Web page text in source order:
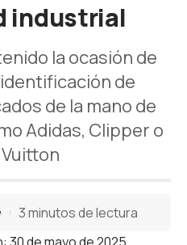
industrial
la ocasión de
de
de la mano de
Adidas, Clipper o
3 minutos de lectura